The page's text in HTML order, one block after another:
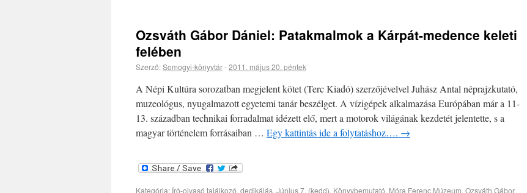
Ozsváth Gábor Dániel: Patakmalmok a Kárpát-medence keleti
felében
Szerző:Somogyi-könyvtár-2011. május 20. péntek
A Népi Kultúra sorozatban megjelent kötet (Terc Kiadó) szerzőjévelvel Juhász Antal néprajzkutató,
muzeológus, nyugalmazott egyetemi tanár beszélget. A vízigépek alkalmazása Európában már a 11-
13. században technikai forradalmat idézett elő, mert a motorok világának kezdetét jelentette, s a
magyar történelem forrásaiban … Egy kattintás ide a folytatáshoz…. →
Kategória: Író-olvasó találkozó, dedikálás, Június 7. (kedd), Könyvbemutató, Móra Ferenc Múzeum, Ozsváth Gábor